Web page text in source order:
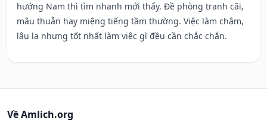
hướng Nam thì tìm nhanh mới thấy. Đề phòng tranh cãi,
mâu thuẫn hay miệng tiếng tầm thường. Việc làm chậm,
lâu la nhưng tốt nhất làm việc gì đều cần chắc chắn.
Về Amlich.org